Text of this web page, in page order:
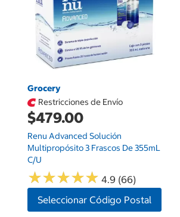
Grocery
Restricciones de Envío
$479.00
Renu Advanced Solución
Multipropósito 3 Frascos De 355mL
C/u
★★★★★
★★★★★ 4.9 (66)
Seleccionar Código Postal